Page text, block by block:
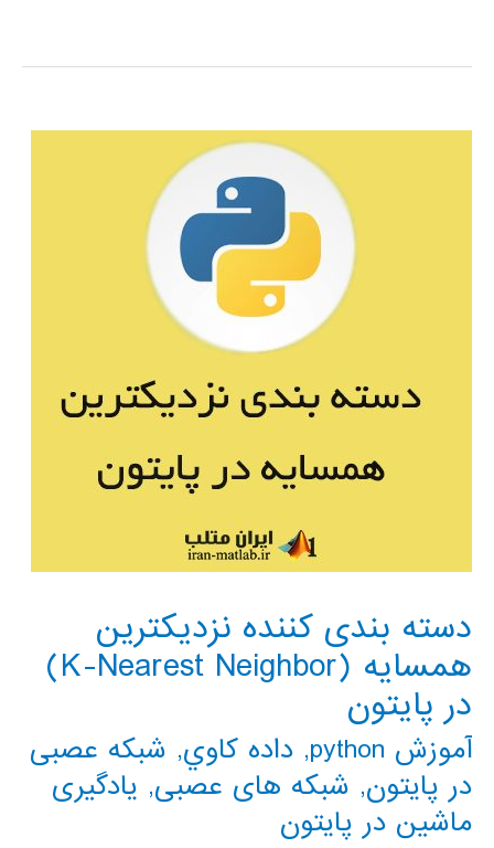
دسته بندی کننده نزدیکترین
همسایه (K-Nearest Neighbor)
در پایتون
آموزش python , داده كاوي, شبکه عصبی
در پایتون, شبکه های عصبی, یادگیری
ماشین در پایتون